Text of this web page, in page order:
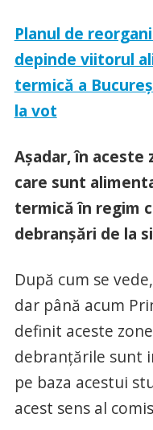
Planul de
depinde viitorul
termică a
la vot
Aşadar, în aceste
care sunt
termică în regim
debranşări de la
După cum se
dar până acum
definit aceste
debranţările sunt
pe baza acestui
acest sens al